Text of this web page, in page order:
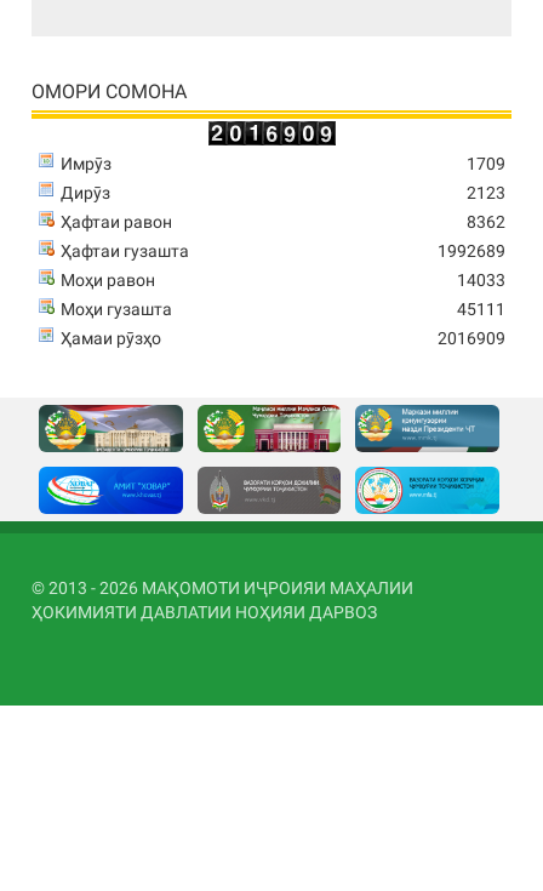
ОМОРИ СОМОНА
Имрӯз
Дирӯз
Ҳафтаи равон
Ҳафтаи гузашта
Моҳи равон
Моҳи гузашта
Ҳамаи рӯзҳо
1709
2123
8362
1992689
14033
45111
2016909
© 2013 - 2026 МАҚОМОТИ ИҶРОИЯИ МАҲАЛИИ
ҲОКИМИЯТИ ДАВЛАТИИ НОҲИЯИ ДАРВОЗ